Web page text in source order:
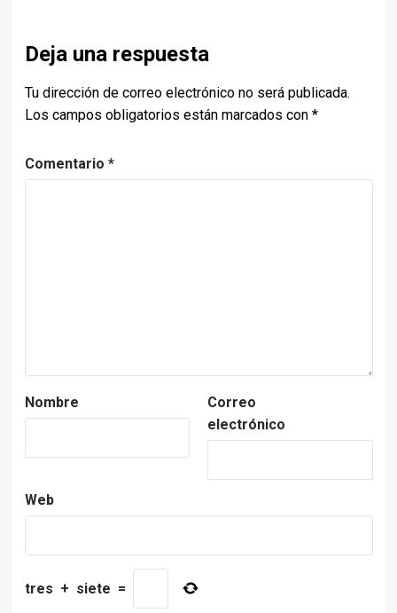
Deja una respuesta
Tu dirección de correo electrónico no será publicada.
Los campos obligatorios están marcados con *
Comentario *
Nombre
Correo
electrónico
Web
tres + siete =